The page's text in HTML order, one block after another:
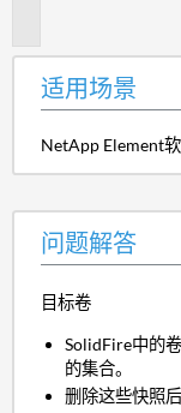
适用场景
NetApp Element
问题解答
目标卷
SolidFire中的
的集合。
删除这些快照